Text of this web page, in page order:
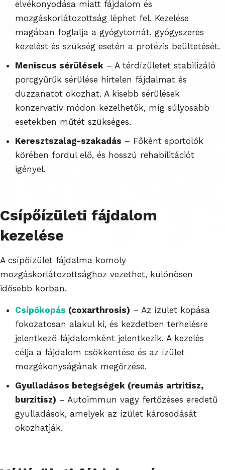
elvékonyodása miatt fájdalom és
mozgáskorlátozottság léphet fel. Kezelése
magában foglalja a gyógytornát, gyógyszeres
kezelést és szükség esetén a protézis beültetését.
Meniscus sérülések – A térdízületet stabilizáló
porcgyűrűk sérülése hirtelen fájdalmat és
duzzanatot okozhat. A kisebb sérülések
konzervatív módon kezelhetők, míg súlyosabb
esetekben műtét szükséges.
Keresztszalag-szakadás – Főként sportolók
körében fordul elő, és hosszú rehabilitációt
igényel.
Csípőízületi fájdalom
kezelése
A csípőízület fájdalma komoly
mozgáskorlátozottsághoz vezethet, különösen
idősebb korban.
Csípőkopás (coxarthrosis) – Az ízület kopása
fokozatosan alakul ki, és kezdetben terhelésre
jelentkező fájdalomként jelentkezik. A kezelés
célja a fájdalom csökkentése és az ízület
mozgékonyságának megőrzése.
Gyulladásos betegségek (reumás artritisz,
burzitisz) – Autoimmun vagy fertőzéses eredetű
gyulladások, amelyek az ízület károsodását
okozhatják.